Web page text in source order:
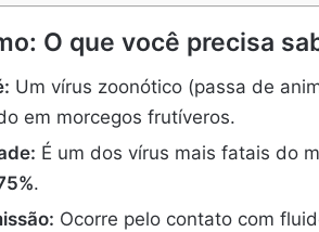
O que você precisa
Um vírus zoonótico (passa de
em morcegos frutíveros.
É um dos vírus mais fatais do
.
Ocorre pelo contato com